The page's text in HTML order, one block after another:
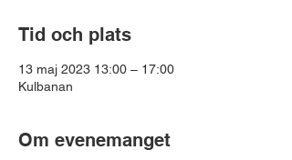
Tid och plats
13 maj 2023 13:00 – 17:00
Kulbanan
Om evenemanget